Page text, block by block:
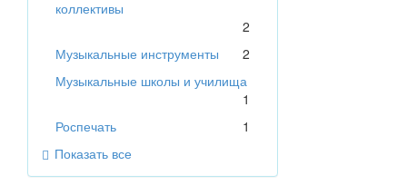
коллективы
2
Музыкальные инструменты
2
Музыкальные школы и училища
1
Роспечать
1
Показать все